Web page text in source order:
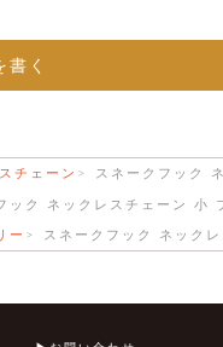
書く
チェーン スネークフック
ック ネックレスチェーン 小
ー スネークフック ネック